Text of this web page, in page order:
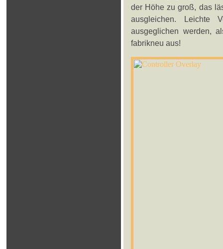
der Höhe zu groß, das
ausgleichen. Leichte
ausgeglichen werden,
fabrikneu aus!